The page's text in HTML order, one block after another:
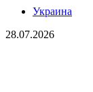
Украина
28.07.2026